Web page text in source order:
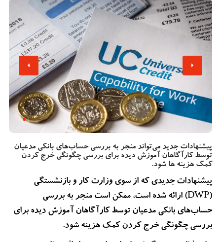
پیشنهادات جدید می‌تواند منجر به بررسی حساب‌های بانکی مدعیان
توسط کارآگاهان آموزش دیده برای بررسی چگونگی خرج کردن
کمک هزینه ها شود.
پیشنهادات جدیدی که از سوی وزارت کار و بازنشستگی
(DWP) ارائه شده است، ممکن است منجر به بررسی
حساب‌های بانکی مدعیان توسط کارآگاهان آموزش دیده برای
بررسی چگونگی خرج کردن کمک هزینه شود.